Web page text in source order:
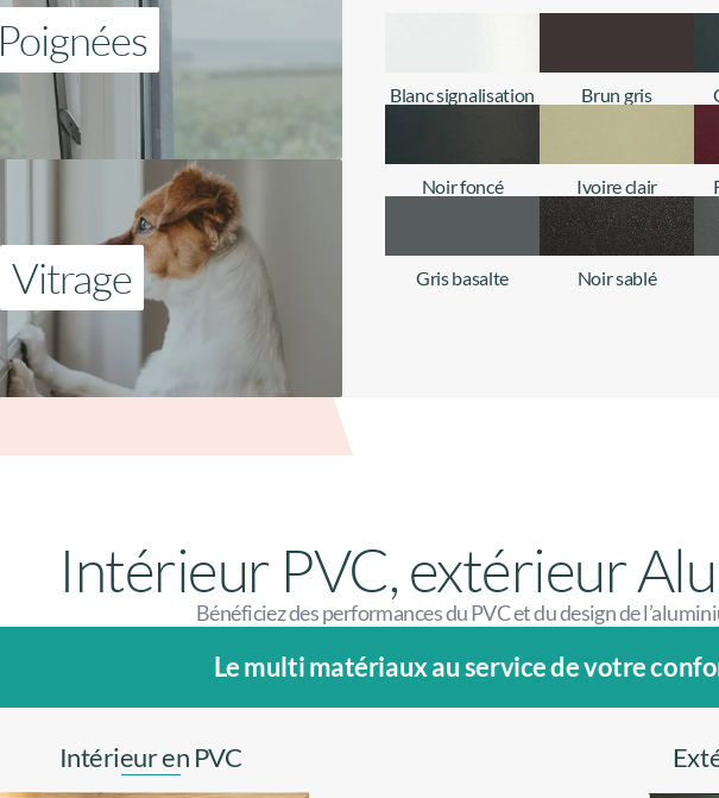
Poignées
Vitrage
Blanc signalisation Brun gris
Noir foncé Ivoire clair
+ d'infos
Gris basalte Noir sablé
Intérieur PVC, extérieur
Bénéficiez des performances du PVC et du design de
Le multi matériaux au service de votre
Intérieur en PVC